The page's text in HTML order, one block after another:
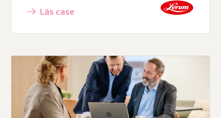
Läs case